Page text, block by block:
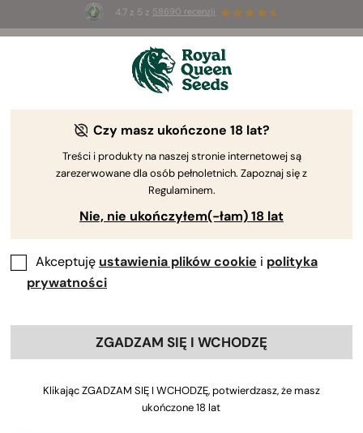
4.7 z 5 z 58690 recenzji
Summer Sales: do 50% zniżki
na wybrane produkty ⏤
Poradnik uprawy konopi według Royal Queen Seeds
Przewodnik po uprawie – wyszukiwarka treści
Etapy uprawy konopi
By
Luke Sumpter
Reviewed by:Andreu Francés
Uprawa marihuany wiąże się z wieloma zmiennymi.
Jednak sama uprawa może zostać podzielona na pięć
Czy masz ukończone 18 lat?
Treści i produkty na naszej stronie internetowej są
zarezerwowane dla osób pełnoletnich. Zapoznaj się z
Regulaminem.
Nie, nie ukończyłem(-łam) 18 lat
Akceptuję ustawienia plików cookie i polityka
prywatności
ZGADZAM SIĘ I WCHODZĘ
Klikając ZGADZAM SIĘ I WCHODZĘ, potwierdzasz, że masz
ukończone 18 lat